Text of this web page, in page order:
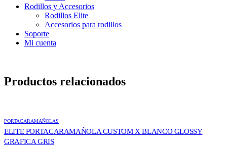
Rodillos y Accesorios
Rodillos Elite
Accesorios para rodillos
Soporte
Mi cuenta
Productos relacionados
PORTACARAMAÑOLAS
ELITE PORTACARAMAÑOLA CUSTOM X BLANCO GLOSSY
GRAFICA GRIS